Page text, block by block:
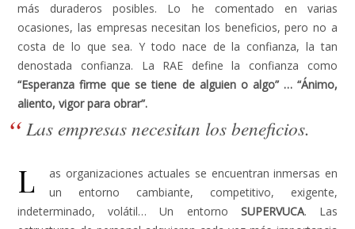
más duraderos posibles. Lo he comentado en varias
ocasiones, las empresas necesitan los beneficios, pero no a
costa de lo que sea. Y todo nace de la confianza, la tan
denostada confianza. La RAE define la confianza como
“Esperanza firme que se tiene de alguien o algo” … “Ánimo,
aliento, vigor para obrar”.
Las empresas necesitan los beneficios.
L
as organizaciones actuales se encuentran inmersas en
un entorno cambiante, competitivo, exigente,
indeterminado, volátil… Un entorno SUPERVUCA. Las